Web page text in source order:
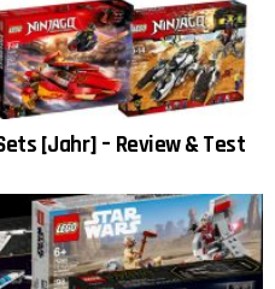
[Jahr] – Review & Test